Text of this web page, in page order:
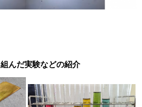
んだ実験などの紹介